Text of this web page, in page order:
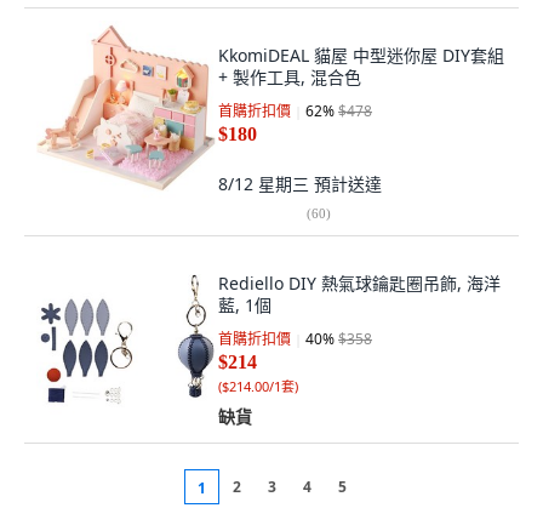
KkomiDEAL 貓屋 中型迷你屋 DIY套組
+ 製作工具, 混合色
首購折扣價 62%$478
$180
8/12 星期三 預計送達
(60)
Rediello DIY 熱氣球鑰匙圈吊飾, 海洋
藍, 1個
首購折扣價 40%$358
$214
($214.00/1套)
缺貨
1 2 3 4 5